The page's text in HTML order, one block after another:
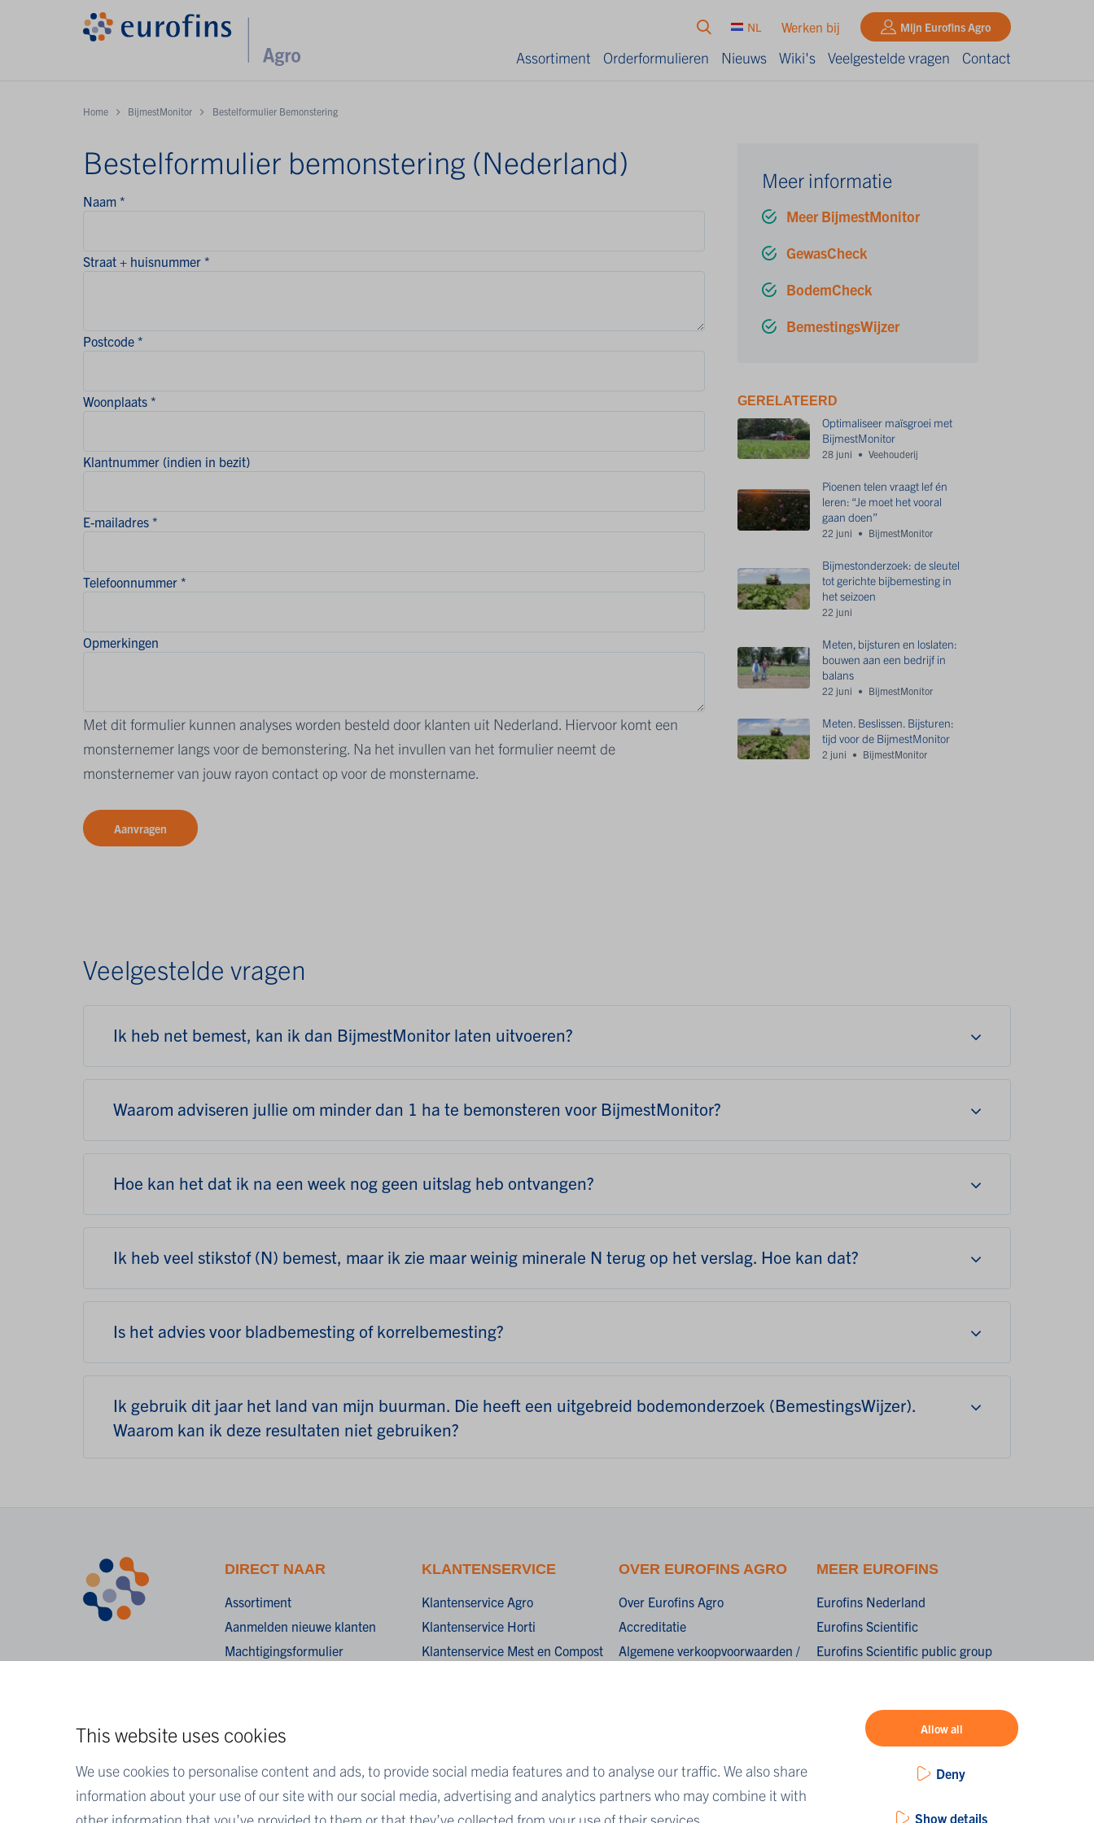
This website uses cookies
We use cookies to personalise content and ads, to provide social media features and to analyse our traffic. We also share
information about your use of our site with our social media, advertising and analytics partners who may combine it with
Allow all
Deny
Show details
NL Werken bij Mijn Eurofins Agro
Assortiment Orderformulieren Nieuws Wiki's Veelgestelde vragen Contact
Home BijmestMonitor Bestelformulier Bemonstering
Bestelformulier bemonstering (Nederland)
Naam *
Straat + huisnummer *
Postcode *
Woonplaats *
Klantnummer (indien in bezit)
E-mailadres *
Telefoonnummer *
Opmerkingen
Met dit formulier kunnen analyses worden besteld door klanten uit Nederland. Hiervoor komt een
monsternemer langs voor de bemonstering. Na het invullen van het formulier neemt de
monsternemer van jouw rayon contact op voor de monstername.
Aanvragen
Meer informatie
Meer BijmestMonitor
GewasCheck
BodemCheck
BemestingsWijzer
GERELATEERD
Optimaliseer maïsgroei met
BijmestMonitor
28 juni Veehouderij
Pioenen telen vraagt lef én
leren: “Je moet het vooral
gaan doen”
22 juni BijmestMonitor
Bijmestonderzoek: de sleutel
tot gerichte bijbemesting in
het seizoen
22 juni
Meten, bijsturen en loslaten:
bouwen aan een bedrijf in
balans
22 juni BijmestMonitor
Meten. Beslissen. Bijsturen:
tijd voor de BijmestMonitor
2 juni BijmestMonitor
Veelgestelde vragen
Ik heb net bemest, kan ik dan BijmestMonitor laten uitvoeren?
Waarom adviseren jullie om minder dan 1 ha te bemonsteren voor BijmestMonitor?
Hoe kan het dat ik na een week nog geen uitslag heb ontvangen?
Ik heb veel stikstof (N) bemest, maar ik zie maar weinig minerale N terug op het verslag. Hoe kan dat?
Is het advies voor bladbemesting of korrelbemesting?
Ik gebruik dit jaar het land van mijn buurman. Die heeft een uitgebreid bodemonderzoek (BemestingsWijzer).
Waarom kan ik deze resultaten niet gebruiken?
DIRECT NAAR
Assortiment
Aanmelden nieuwe klanten
Machtigingsformulier
Vind je monsternemer
Wetenschappelijke publicaties
KLANTENSERVICE
Klantenservice Agro
Klantenservice Horti
Klantenservice Mest en Compost
OVER EUROFINS AGRO
Over Eurofins Agro
Accreditatie
Algemene verkoopvoorwaarden /
Disclaimer
MEER EUROFINS
Eurofins Nederland
Eurofins Scientific
Eurofins Scientific public group
Eurofins Careers